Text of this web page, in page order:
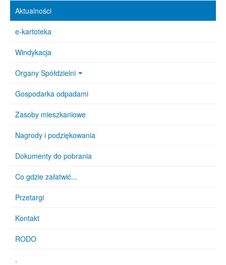
Aktualności
e-kartoteka
Windykacja
Organy Spółdzielni
Gospodarka odpadami
Zasoby mieszkaniowe
Nagrody i podziękowania
Dokumenty do pobrania
Co gdzie załatwić...
Przetargi
Kontakt
RODO
.